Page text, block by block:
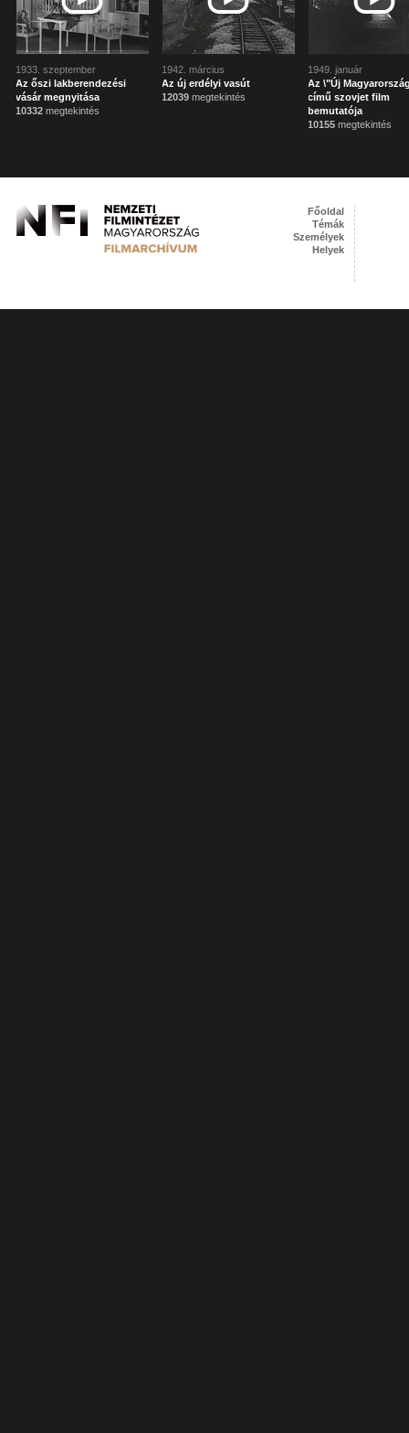
1933. szeptember
Az őszi lakberendezési
vásár megnyitása
10332 megtekintés
1942. március
Az új erdélyi vasút
12039 megtekintés
1949. január
Az \"Új
című szovjet film
bemutatója
10155 megtekintés
Főoldal
Témák
Személyek
Helyek